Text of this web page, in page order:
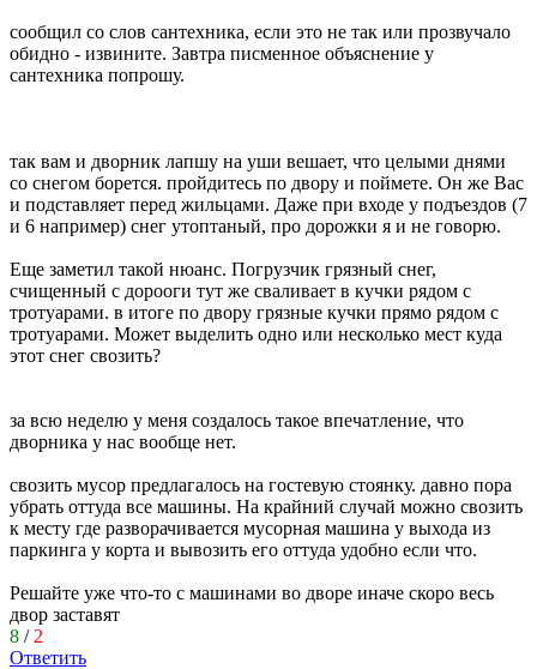
сообщил со слов сантехника, если это не так или прозвучало
обидно - извините. Завтра писменное объяснение у
сантехника попрошу.
так вам и дворник лапшу на уши вешает, что целыми днями
со снегом борется. пройдитесь по двору и поймете. Он же Вас
и подставляет перед жильцами. Даже при входе у подъездов (7
и 6 например) снег утоптаный, про дорожки я и не говорю.
Еще заметил такой нюанс. Погрузчик грязный снег,
счищенный с дорооги тут же сваливает в кучки рядом с
тротуарами. в итоге по двору грязные кучки прямо рядом с
тротуарами. Может выделить одно или несколько мест куда
этот снег свозить?
за всю неделю у меня создалось такое впечатление, что
дворника у нас вообще нет.
свозить мусор предлагалось на гостевую стоянку. давно пора
убрать оттуда все машины. На крайний случай можно свозить
к месту где разворачивается мусорная машина у выхода из
паркинга у корта и вывозить его оттуда удобно если что.
Решайте уже что-то с машинами во дворе иначе скоро весь
двор заставят
8 / 2
Ответить